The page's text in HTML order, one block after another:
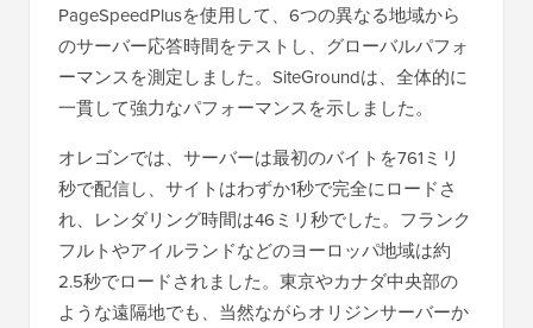
PageSpeedPlusを使用して、6つの異なる地域から
のサーバー応答時間をテストし、グローバルパフォ
ーマンスを測定しました。SiteGroundは、全体的に
一貫して強力なパフォーマンスを示しました。
オレゴンでは、サーバーは最初のバイトを761ミリ
秒で配信し、サイトはわずか1秒で完全にロードさ
れ、レンダリング時間は46ミリ秒でした。フランク
フルトやアイルランドなどのヨーロッパ地域は約
2.5秒でロードされました。東京やカナダ中央部の
ような遠隔地でも、当然ながらオリジンサーバーか